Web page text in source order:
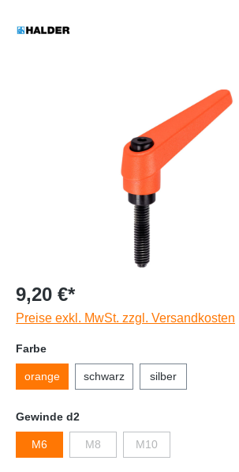
9,20 €*
Preise exkl. MwSt. zzgl. Versandkosten
Farbe
orange schwarz silber
Gewinde d2
M6 M8 M10